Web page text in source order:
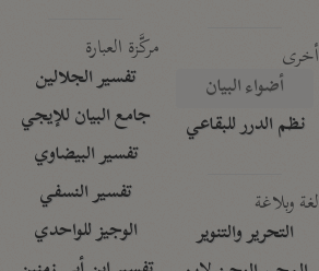
أخرى
أضواء البيان
نظم الدرر للبقاعي
لغة وبلاغة
التحرير والتنوير
مركَّزة العبارة
تفسير الجلالين
جامع البيان للإيجي
تفسير البيضاوي
تفسير النسفي
الوجيز للواحدي